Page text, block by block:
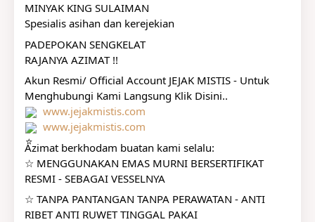
MINYAK KING SULAIMAN
Spesialis asihan dan kerejekian
PADEPOKAN SENGKELAT
RAJANYA AZIMAT !!
Akun Resmi/ Official Account JEJAK MISTIS - Untuk
Menghubungi Kami Langsung Klik Disini..
www.jejakmistis.com
www.jejakmistis.com
Azimat berkhodam buatan kami selalu:
☆ MENGGUNAKAN EMAS MURNI BERSERTIFIKAT
RESMI - SEBAGAI VESSELNYA
☆ TANPA PANTANGAN TANPA PERAWATAN - ANTI
RIBET ANTI RUWET TINGGAL PAKAI